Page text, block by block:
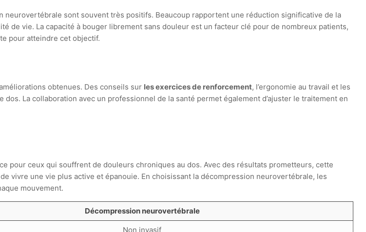
neurovertébrale sont souvent très positifs. Beaucoup rapportent une réduction significative de la
de vie. La capacité à bouger librement sans douleur est un facteur clé pour de nombreux patients,
pour atteindre cet objectif.
obtenues. Des conseils sur les exercices de renforcement, l’ergonomie au travail et les
La collaboration avec un professionnel de la santé permet également d’ajuster le traitement en
pour ceux qui souffrent de douleurs chroniques au dos. Avec des résultats prometteurs, cette
vivre une vie plus active et épanouie. En choisissant la décompression neurovertébrale, les
mouvement.
Décompression neurovertébrale
Non invasif